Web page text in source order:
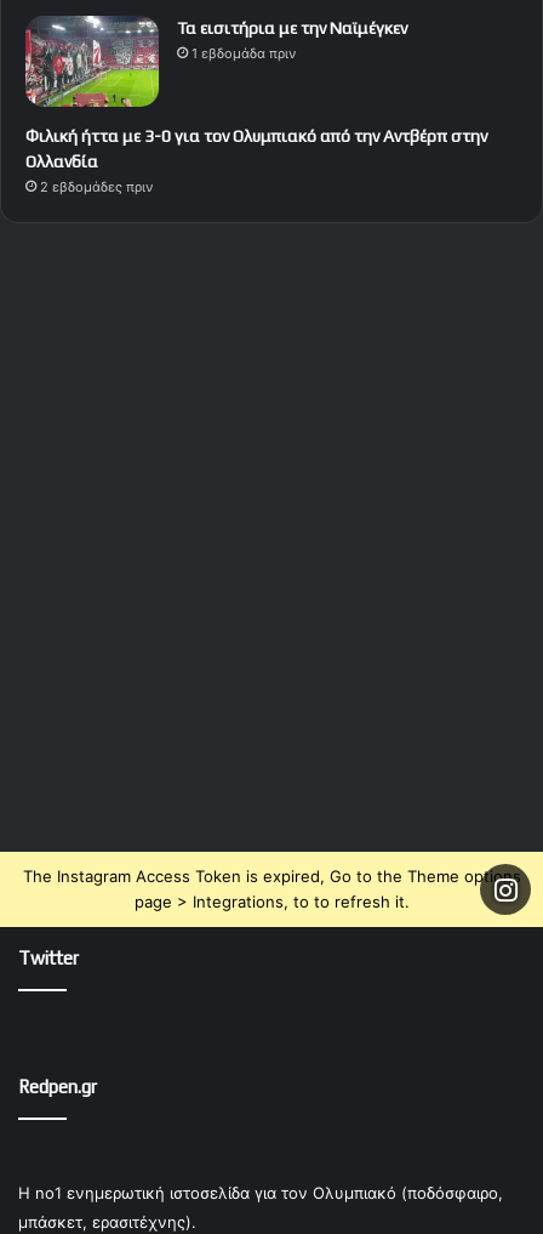
Τα εισιτήρια με την Ναϊμέγκεν
1 εβδομάδα πριν
Φιλική ήττα με 3-0 για τον Ολυμπιακό από την Αντβέρπ στην
Ολλανδία
2 εβδομάδες πριν
The Instagram Access Token is expired, Go to the Theme options
page > Integrations, to to refresh it.
Twitter
Redpen.gr
Η no1 ενημερωτική ιστοσελίδα για τον Ολυμπιακό (ποδόσφαιρο,
μπάσκετ, ερασιτέχνης).